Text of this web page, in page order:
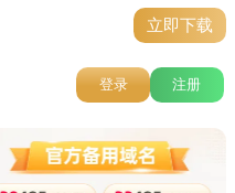
立即下载
登录 注册